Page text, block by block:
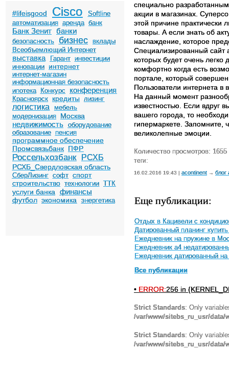
#lifeisgood Cisco
Softline
автоматизация аренда банк
Банк Зенит банки
безопасность бизнес
вклады
Всеобъемлющий Интернет
выставка Гарант инвестиции
инновации
интернет
интернет-магазин
информационная безопасность
ипотека
Конкурс конференция
Красноярск кредиты лизинг
логистика
мебель
модернизация
Москва
недвижимость оборудование
образование пенсия
программное обеспечение
Промсвязьбанк ПФР
Россельхозбанк РСХБ
РСХБ_Свердловская область
СберЛизинг софт спорт
строительство технологии ТТК
услуги банка финансы
футбол экономика энергетика
специально
акции в магазинах.
этой причине практически
товары. А если знать об
наслаждение, которое
Специализированный сайт
которых будет очень легко
комфортно когда есть
портале, который
Пользователи интернета
На данный момент
известностью. Если вдруг
вашего города, то
гипермаркeте. Запомните,
великолепные эмоции.
Количество просмотров: 1655
теги:
16.02.2016 19:43 | acontinent → блог
Еще публикации:
Отдых в Кацивели с
Датированный планинг
Ежедневник на пружине в
Ежедневник а4
Ежедневник датированный
Все публикации
• ERROR:256 in
Strict Standards: Only
/var/www/sitebs_ru_usr/
Strict Standards: Only
/var/www/sitebs_ru_usr/